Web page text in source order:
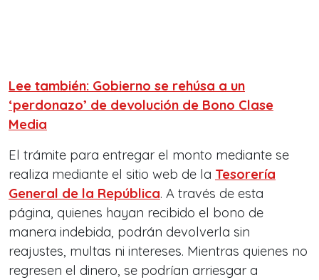
Lee también: Gobierno se rehúsa a un
‘perdonazo’ de devolución de Bono Clase
Media
El trámite para entregar el monto mediante se
realiza mediante el sitio web de la Tesorería
General de la República. A través de esta
página, quienes hayan recibido el bono de
manera indebida, podrán devolverla sin
reajustes, multas ni intereses. Mientras quienes no
regresen el dinero, se podrían arriesgar a